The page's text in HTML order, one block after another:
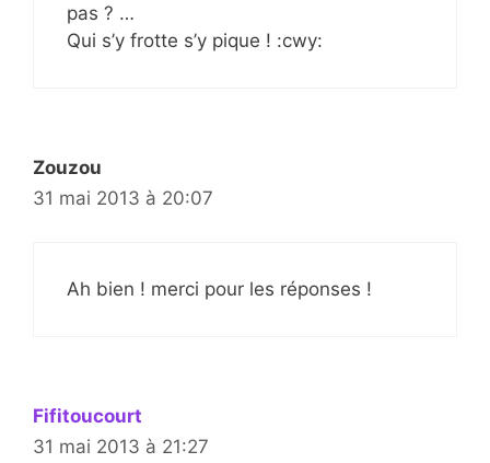
pas ? …
Qui s’y frotte s’y pique ! :cwy:
Zouzou
31 mai 2013 à 20:07
Ah bien ! merci pour les réponses !
Fifitoucourt
31 mai 2013 à 21:27